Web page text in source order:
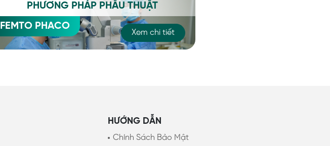
PHƯƠNG PHÁP PHẪU THUẬT
FEMTO PHACO
Xem chi tiết
HƯỚNG DẪN
Chính Sách Bảo Mật